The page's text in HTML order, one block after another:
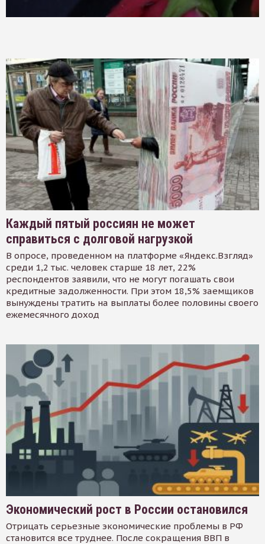
Каждый пятый россиян не может
справиться с долговой нагрузкой
В опросе, проведенном на платформе «Яндекс.Взгляд»
среди 1,2 тыс. человек старше 18 лет, 22%
респондентов заявили, что не могут погашать свои
кредитные задолженности. При этом 18,5% заемщиков
вынуждены тратить на выплаты более половины своего
ежемесячного доход
Экономический рост в России остановился
Отрицать серьезные экономические проблемы в РФ
становится все труднее. После сокращения ВВП в